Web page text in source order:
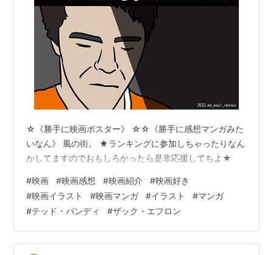
☆《勝手に映画ポスター》 ☆☆《勝手に感想マンガみた
いなん》 風の街。 ★ランキングに参加しちゃったりなん
かしてますのでおもしろかったら是非応援してちよ★
#映画 #映画感想 #映画紹介 #映画好き
#映画イラスト #映画マンガ #イラスト #マンガ
#テッド・バンディ #ザック・エフロン